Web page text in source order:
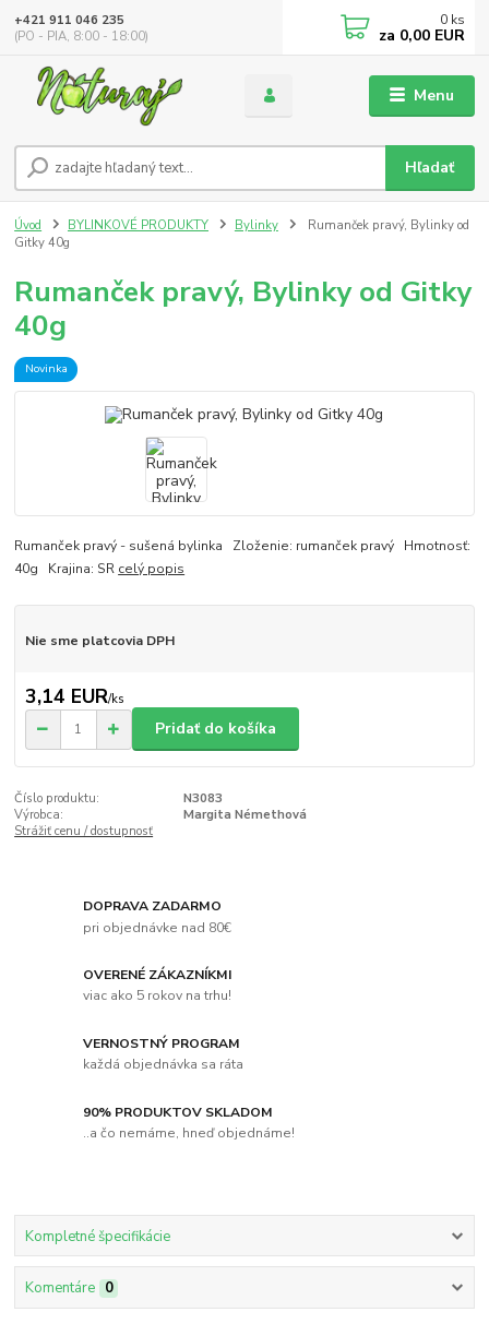
Menu
Hľadať
+421 911 046 235
(PO - PIA, 8:00 - 18:00)
0 ks
za 0,00 EUR
Úvod BYLINKOVÉ PRODUKTY Bylinky
Rumanček pravý, Bylinky od
Gitky 40g
Rumanček pravý, Bylinky od Gitky
40g
Novinka
Rumanček pravý - sušená bylinka Zloženie: rumanček pravý Hmotnosť:
40g Krajina: SR celý popis
Nie sme platcovia DPH
3,14 EUR/ks
Pridať do košíka
Číslo produktu:
N3083
Výrobca:
Margita Némethová
Strážiť cenu / dostupnosť
DOPRAVA ZADARMO
pri objednávke nad 80€
OVERENÉ ZÁKAZNÍKMI
viac ako 5 rokov na trhu!
VERNOSTNÝ PROGRAM
každá objednávka sa ráta
90% PRODUKTOV SKLADOM
..a čo nemáme, hneď objednáme!
Kompletné špecifikácie
Komentáre 0